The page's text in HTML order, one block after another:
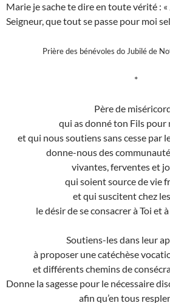
Marie je sache te dire en toute vérité : «
Seigneur, que tout se passe pour moi
Prière des bénévoles do Jubilé de
*
Père de
qui as donné ton Fils pour
et qui nous soutiens sans cesse par
donne-nous des
vivantes, ferventes et
qui soient source de vie
et qui suscitent chez
le désir de se consacrer à Toi et
Soutiens-les dans leur
à proposer une catéchèse
et différents chemins de
Donne la sagesse pour le nécessaire
afin qu’en tous